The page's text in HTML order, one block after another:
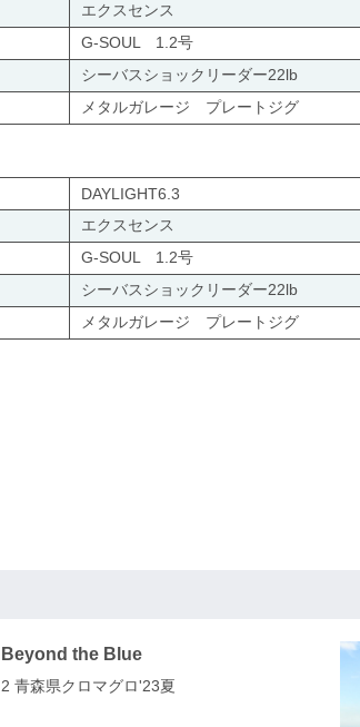
エクスセンス
G-SOUL 1.2号
シーバスショックリーダー22lb
メタルガレージ プレートジグ
DAYLIGHT6.3
エクスセンス
G-SOUL 1.2号
シーバスショックリーダー22lb
メタルガレージ プレートジグ
Beyond the Blue
2 青森県クロマグロ'23夏